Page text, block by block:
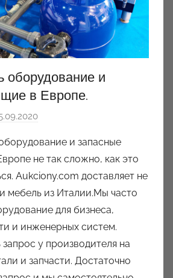
оборудование и
в Европе.
т
о
р
о
м
a
u
k
c
и запасные
не так сложно, как это
Aukciony.com доставляет не
мебель из Италии.Мы часто
для бизнеса,
и инженерных систем.
у производителя на
и запчасти. Достаточно